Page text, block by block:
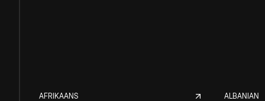
AFRIKAANS ALBANIAN